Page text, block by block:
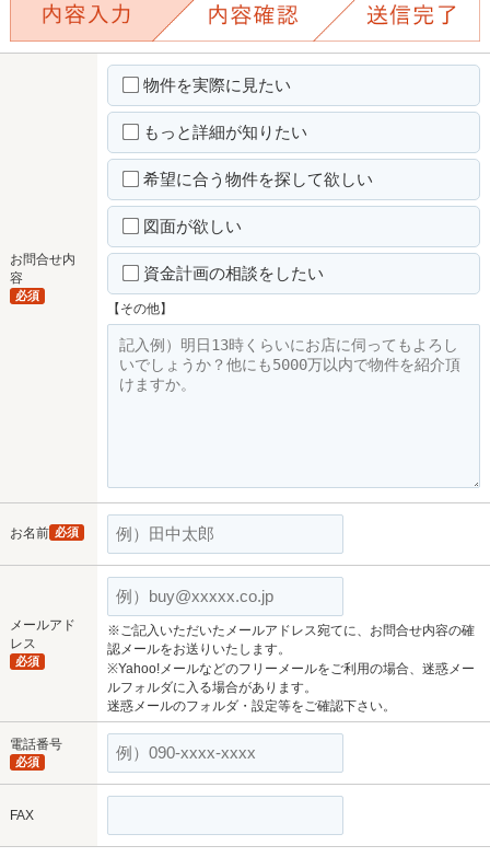
お問合せ内
容
必須
物件を実際に見たい
もっと詳細が知りたい
希望に合う物件を探して欲しい
図面が欲しい
資金計画の相談をしたい
【その他】
お名前 必須
メールアド
レス
必須
※ご記入いただいたメールアドレス宛てに、お問合せ内容の確
認メールをお送りいたします。
※Yahoo!メールなどのフリーメールをご利用の場合、迷惑メー
ルフォルダに入る場合があります。
迷惑メールのフォルダ・設定等をご確認下さい。
電話番号
必須
FAX